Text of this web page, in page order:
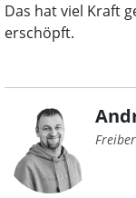
Das hat viel Kraft
erschöpft.